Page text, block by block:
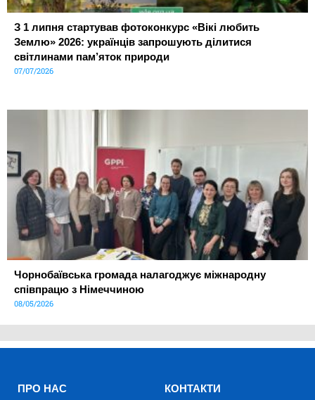
З 1 липня стартував фотоконкурс «Вікі любить
Землю» 2026: українців запрошують ділитися
світлинами пам’яток природи
07/07/2026
Чорнобаївська громада налагоджує міжнародну
співпрацю з Німеччиною
08/05/2026
ПРО НАС КОНТАКТИ